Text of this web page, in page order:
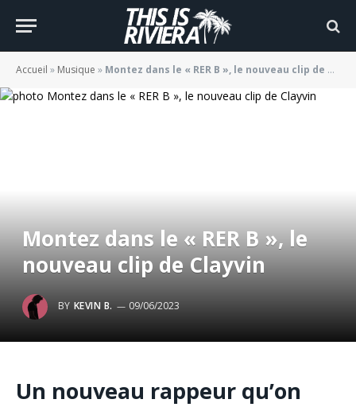
Accueil » Musique » Montez dans le « RER B », le nouveau clip de Clayvin
Montez dans le « RER B », le
nouveau clip de Clayvin
BY KEVIN B. 09/06/2023
Un nouveau rappeur qu’on